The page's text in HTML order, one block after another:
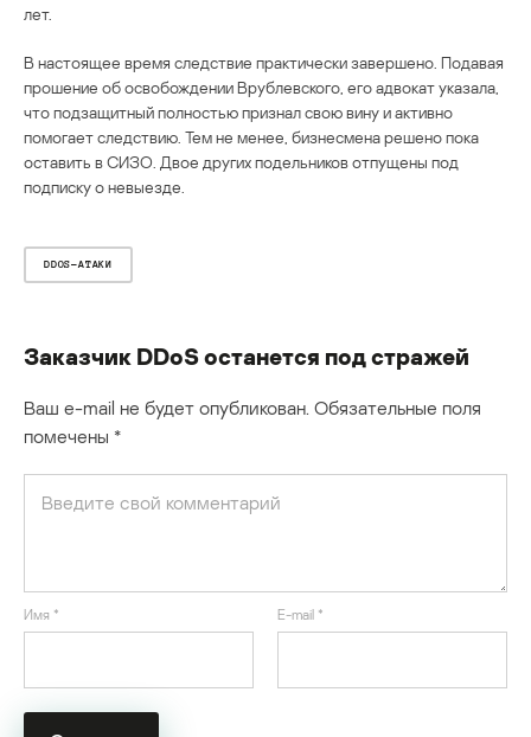
лет.
В настоящее время следствие практически завершено. Подавая
прошение об освобождении Врублевского, его адвокат указала,
что подзащитный полностью признал свою вину и активно
помогает следствию. Тем не менее, бизнесмена решено пока
оставить в СИЗО. Двое других подельников отпущены под
подписку о невыезде.
DDOS-АТАКИ
Заказчик DDoS останется под стражей
Ваш e-mail не будет опубликован. Обязательные поля
помечены *
Имя * E-mail *